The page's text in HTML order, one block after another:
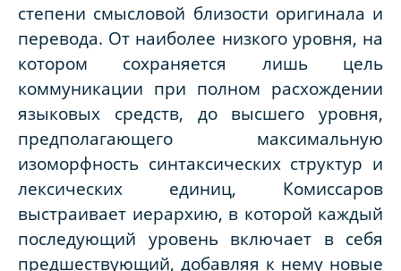
степени смысловой близости оригинала и
перевода. От наиболее низкого уровня, на
котором сохраняется лишь цель
коммуникации при полном расхождении
языковых средств, до высшего уровня,
предполагающего максимальную
изоморфность синтаксических структур и
лексических единиц, Комиссаров
выстраивает иерархию, в которой каждый
последующий уровень включает в себя
предшествующий, добавляя к нему новые